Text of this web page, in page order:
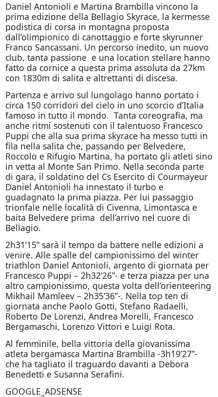
Daniel Antonioli e Martina Brambilla vincono la
prima edizione della Bellagio Skyrace, la kermesse
podistica di corsa in montagna proposta
dall’olimpionico di canottaggio e forte skyrunner
Franco Sancassani. Un percorso inedito, un nuovo
club, tanta passione e una location stellare hanno
fatto da cornice a questa prima assoluta da 27km
con 1830m di salita e altrettanti di discesa.
Partenza e arrivo sul lungolago hanno portato i
circa 150 corridori del cielo in uno scorcio d’Italia
famoso in tutto il mondo. Tanta coreografia, ma
anche ritmi sostenuti con il talentuoso Francesco
Puppi che alla sua prima skyrace ha messo tutti in
fila nella salita che, passando per Belvedere,
Roccolo e Rifugio Martina, ha portato gli atleti sino
in vetta al Monte San Primo. Nella seconda parte
di gara, il soldatino del Cs Esercito di Courmayeur
Daniel Antonioli ha innestato il turbo e
guadagnato la prima piazza. Per lui passaggio
trionfale nelle località di Civenna, Limontasca e
baita Belvedere prima dell’arrivo nel cuore di
Bellagio.
2h31’15” sarà il tempo da battere nelle edizioni a
venire. Alle spalle del campionissimo del winter
triathlon Daniel Antonioli, argento di giornata per
Francesco Puppi – 2h32’26”- e terza piazza per una
altro campionissimo, questa volta dell’orienteering
Mikhail Mamleev – 2h35’36”-. Nella top ten di
giornata anche Paolo Gotti, Stefano Radaelli,
Roberto De Lorenzi, Andrea Morelli, Francesco
Bergamaschi, Lorenzo Vittori e Luigi Rota.
Al femminile, bella vittoria della giovanissima
atleta bergamasca Martina Brambilla -3h19’27”-
che ha tagliato il traguardo davanti a Debora
Benedetti e Susanna Serafini.
GOOGLE_ADSENSE